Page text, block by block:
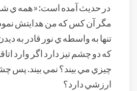
در حديث آمده است: «همه ي
مگر آن کس که من هدايتش
تنها به واسطه ي نور قادر به
که دو چشم تيز دارد اگر وارد
چيزي مي بيند؟ نمي بيند. پس
ارزشي دارد؟